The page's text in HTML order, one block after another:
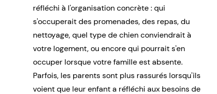
réfléchi à l'organisation concrète : qui
s'occuperait des promenades, des repas, du
nettoyage, quel type de chien conviendrait à
votre logement, ou encore qui pourrait s'en
occuper lorsque votre famille est absente.
Parfois, les parents sont plus rassurés lorsqu'ils
voient que leur enfant a réfléchi aux besoins de